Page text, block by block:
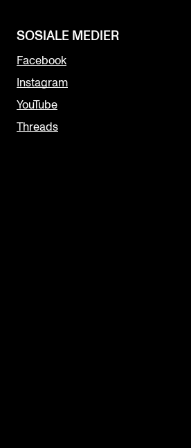
SOSIALE MEDIER
Facebook
Instagram
YouTube
Threads